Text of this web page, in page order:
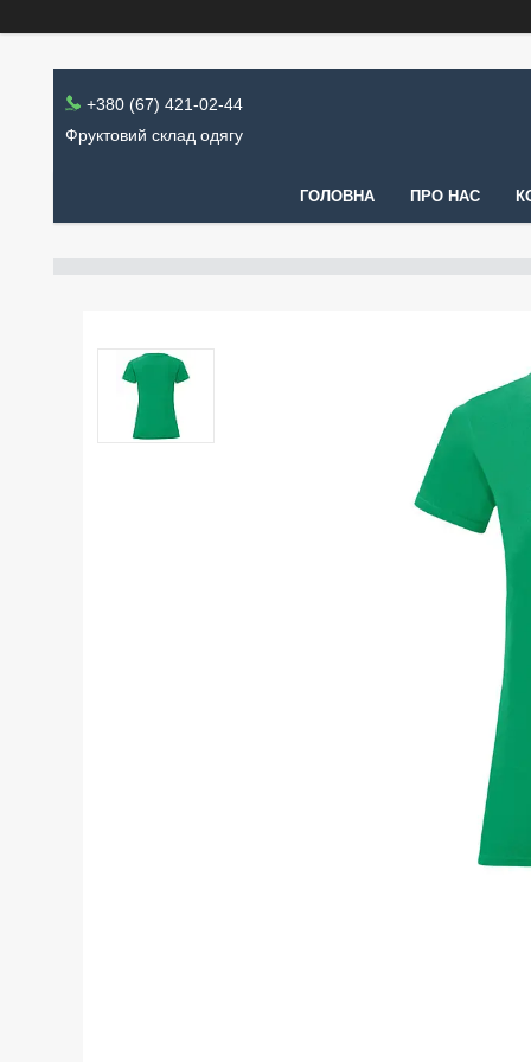
+380 (67) 421-02-44
Фруктовий склад одягу
ГОЛОВНА ПРО НАС